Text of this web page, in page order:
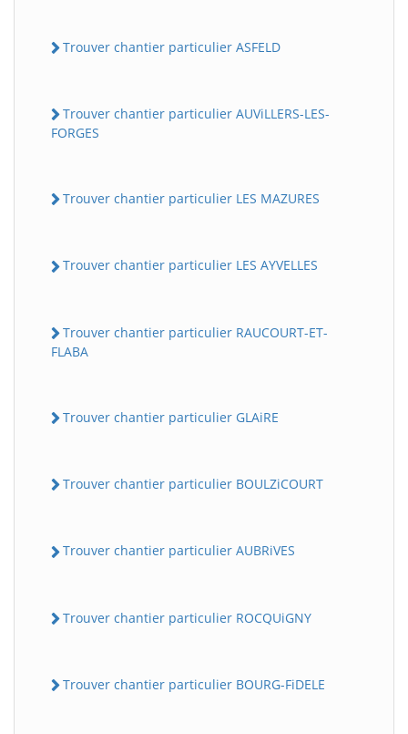
Trouver chantier particulier ASFELD
Trouver chantier particulier AUViLLERS-LES-
FORGES
Trouver chantier particulier LES MAZURES
Trouver chantier particulier LES AYVELLES
Trouver chantier particulier RAUCOURT-ET-
FLABA
Trouver chantier particulier GLAiRE
Trouver chantier particulier BOULZiCOURT
Trouver chantier particulier AUBRiVES
Trouver chantier particulier ROCQUiGNY
Trouver chantier particulier BOURG-FiDELE